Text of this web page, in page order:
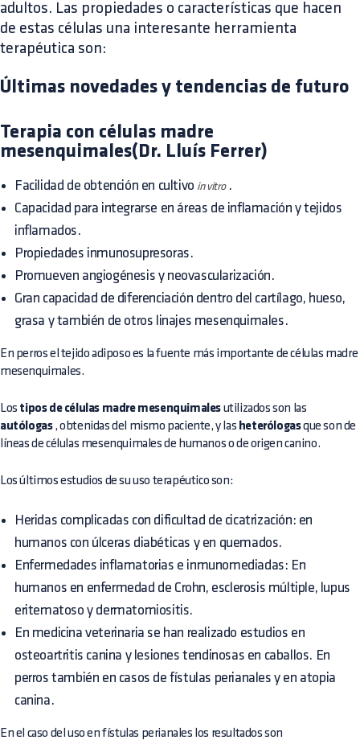
adultos. Las propiedades o características que hacen
de estas células una interesante herramienta
terapéutica son:
Últimas novedades y tendencias de futuro
Terapia con células madre
mesenquimales(Dr. Lluís Ferrer)
Facilidad de obtención en cultivo in vitro.
Capacidad para integrarse en áreas de inflamación y tejidos
inflamados.
Propiedades inmunosupresoras.
Promueven angiogénesis y neovascularización.
Gran capacidad de diferenciación dentro del cartílago, hueso,
grasa y también de otros linajes mesenquimales.
En perros el tejido adiposo es la fuente más importante de células madre
mesenquimales.
Los tipos de células madre mesenquimales utilizados son las
autólogas, obtenidas del mismo paciente, y las heterólogasque son de
líneas de células mesenquimales de humanos o de origen canino.
Los últimos estudios de su uso terapéutico son:
Heridas complicadas con dificultad de cicatrización: en
humanos con úlceras diabéticas y en quemados.
Enfermedades inflamatorias e inmunomediadas: En
humanos en enfermedad de Crohn, esclerosis múltiple, lupus
eritematoso y dermatomiositis.
En medicina veterinaria se han realizado estudios en
osteoartritis canina y lesiones tendinosas en caballos. En
perros también en casos de fístulas perianales y en atopia
canina.
En el caso del uso en fístulas perianales los resultados son